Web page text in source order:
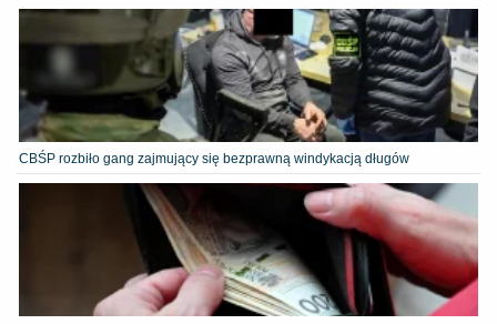
CBŚP rozbiło gang zajmujący się bezprawną windykacją długów